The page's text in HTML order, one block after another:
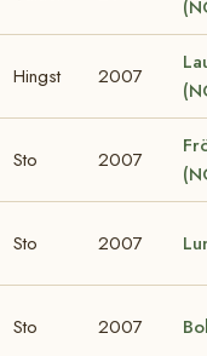
Hingst 2007
Sto 2007
Sto 2007
Sto 2007